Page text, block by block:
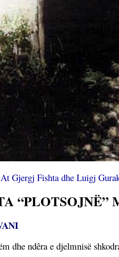
Gjergj Fishta dhe Luigj
“PLOTSOJNË”
dhe ndêra e djelmnisë